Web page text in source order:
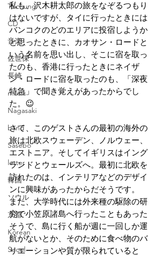
Taichung
CD
音楽
佐世保
長崎
music
Nagasaki
band
Sasebo
letter
韓国
ソウル
京都
Korean
Seoul
私も、沢木耕太郎の旅をなぞるつもり
はないですが、タイに行ったときには
バンコクのどのエリアに投宿しようか
と思ったときに、カオサン・ロードと
いう名前を思い出し、そこに宿を取っ
たのも、香港に行ったときにネイザ
ン・ロードに宿を取ったのも、「深夜
特急」で聞き覚えがあったからでし
た。😉
さて、このゲストさんの最初の海外の
旅は北欧スウェーデン、ノルウェー、
エストニア。そしてイギリスはイング
ランドとウェールズへ。最初に北欧を
訪れたのは、インテリアなどのデザイ
ンに興味があったからだそうです。
また、大学時代には外来種の駆除の研
究で小笠原諸島へ行ったこともあった
そうで、島に行く船が週に一回しか運
航がないとか、そのために食べ物のバ
リエーションや質が限られていると